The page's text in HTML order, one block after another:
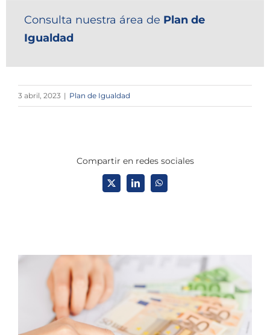
Consulta nuestra área de Plan de
Igualdad
3 abril, 2023 | Plan de Igualdad
Compartir en redes sociales
X LinkedInWhatsApp